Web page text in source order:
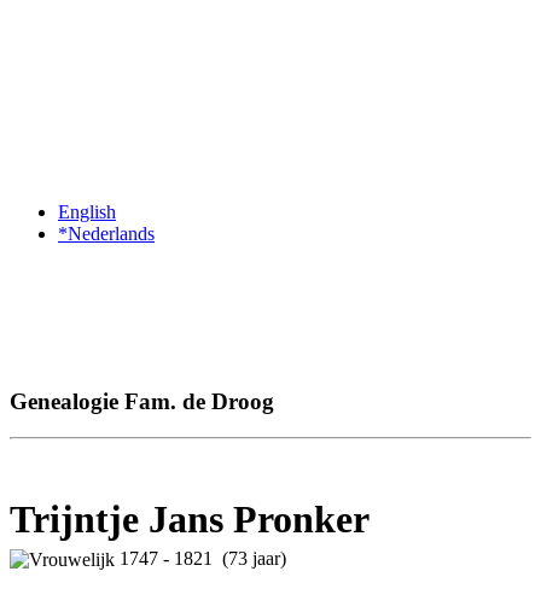
English
*Nederlands
Genealogie Fam. de Droog
Trijntje Jans Pronker
1747 - 1821 (73 jaar)